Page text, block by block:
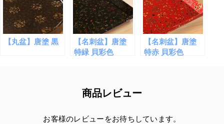
【丸盆】唐塗 黒
【名刺盆】唐塗
特緑 貝彩色
【名刺盆】唐塗
特赤 貝彩色
商品レビュー
お客様のレビューをお待ちしています。